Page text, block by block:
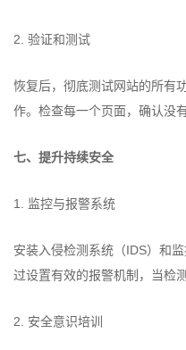
2. 验证和测试
恢复后，彻底测试网站的所有
作。检查每一个页面，确认没
七、提升持续安全
1. 监控与报警系统
安装入侵检测系统（IDS）和
过设置有效的报警机制，当检
2. 安全意识培训